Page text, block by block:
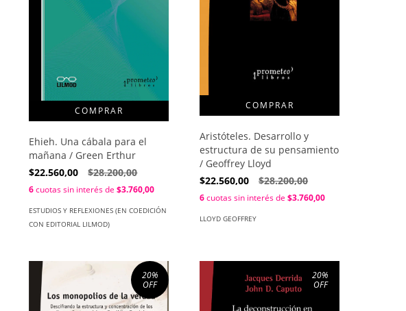
Ehieh. Una cábala para el
mañana / Green Erthur
$22.560,00
$28.200,00
6cuotas sin interés de$3.760,00
ESTUDIOS Y REFLEXIONES (EN COEDICIÓN
CON EDITORIAL LILMOD)
Aristóteles. Desarrollo y
estructura de su pensamiento
/ Geoffrey Lloyd
$22.560,00
$28.200,00
6cuotas sin interés de$3.760,00
LLOYD GEOFFREY
20%
OFF
20%
OFF